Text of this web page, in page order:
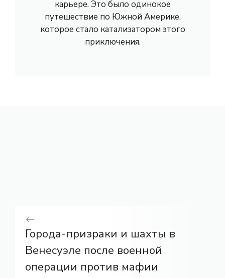
карьере. Это было одинокое
путешествие по Южной Америке,
которое стало катализатором этого
приключения.
Города-призраки и шахты в
Венесуэле после военной
операции против мафии